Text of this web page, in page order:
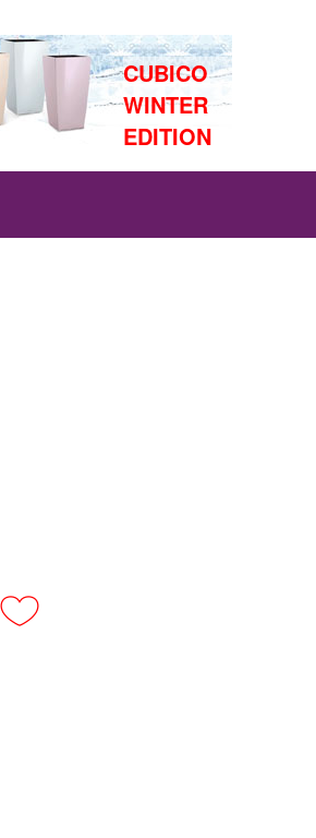
CUBICO
WINTER
EDITION